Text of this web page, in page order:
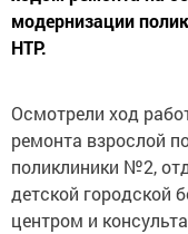
модернизации
НТР.
Осмотрели ход
ремонта взрослой
поликлиники №2,
детской городской
центром и